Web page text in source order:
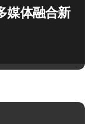
媒体融合新